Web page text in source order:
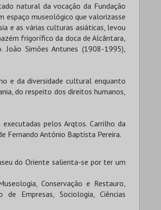
natural da vocação da Fundação
espaço museológico que valorizasse
e as várias culturas asiáticas, levou
frigorífico da doca de Alcântara,
Simões Antunes (1908-1995),
e da diversidade cultural enquanto
do respeito dos direitos humanos,
pelos Arqtos. Carrilho da
Fernando António Baptista Pereira.
do Oriente salienta-se por ter um
Conservação e Restauro,
Empresas, Sociologia, Ciências